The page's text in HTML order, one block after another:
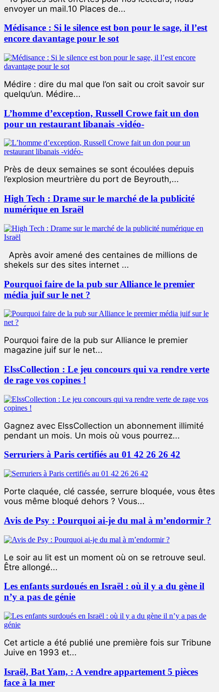
envoyer un mail.10 Places de...
Médisance : Si le silence est bon pour le sage, il l’est
encore davantage pour le sot
Médire : dire du mal que l’on sait ou croit savoir sur
quelqu’un. Médire...
L’homme d’exception, Russell Crowe fait un don
pour un restaurant libanais -vidéo-
Près de deux semaines se sont écoulées depuis
l’explosion meurtrière du port de Beyrouth,...
High Tech : Drame sur le marché de la publicité
numérique en Israël
Après avoir amené des centaines de millions de
shekels sur des sites internet ...
Pourquoi faire de la pub sur Alliance le premier
média juif sur le net ?
Pourquoi faire de la pub sur Alliance le premier
magazine juif sur le net...
ElssCollection : Le jeu concours qui va rendre verte
de rage vos copines !
Gagnez avec ElssCollection un abonnement illimité
pendant un mois. Un mois où vous pourrez...
Serruriers à Paris certifiés au 01 42 26 26 42
Porte claquée, clé cassée, serrure bloquée, vous êtes
vous même bloqué dehors ? Vous...
Avis de Psy : Pourquoi ai-je du mal à m’endormir ?
Le soir au lit est un moment où on se retrouve seul.
Être allongé...
Les enfants surdoués en Israël : où il y a du gène il
n’y a pas de génie
Cet article a été publié une première fois sur Tribune
Juive en 1993 et...
Israël, Bat Yam, : A vendre appartement 5 pièces
face à la mer